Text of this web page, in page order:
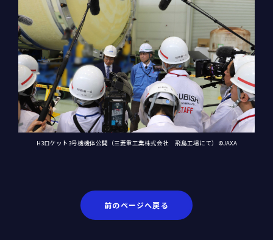
H3ロケット3号機機体公開（三菱重工業株式会社 飛島工場にて） ©JAXA
前のページへ戻る